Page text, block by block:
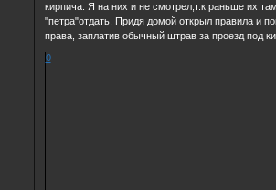
кирпича. Я на них и не смотрел,т.к раньше их
"петра"отдать. Придя домой открыл правила и
права, заплатив обычный штрав за проезд под
0